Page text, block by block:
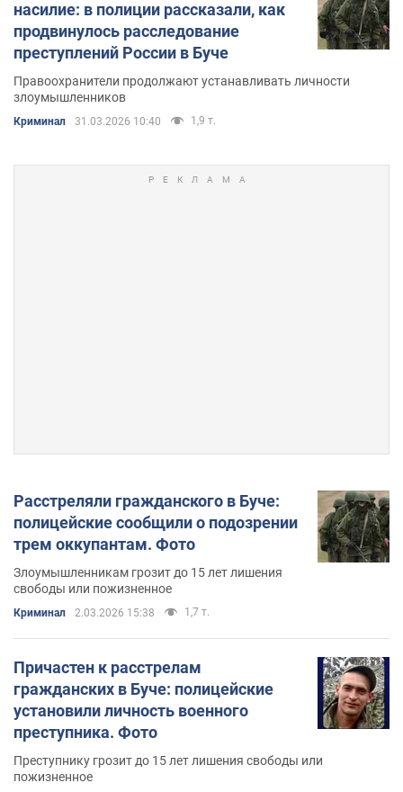
насилие: в полиции рассказали, как
продвинулось расследование
преступлений России в Буче
Правоохранители продолжают устанавливать личности
злоумышленников
Криминал 31.03.2026 10:40 1,9 т.
Расстреляли гражданского в Буче:
полицейские сообщили о подозрении
трем оккупантам. Фото
Злоумышленникам грозит до 15 лет лишения
свободы или пожизненное
Криминал 2.03.2026 15:38 1,7 т.
Причастен к расстрелам
гражданских в Буче: полицейские
установили личность военного
преступника. Фото
Преступнику грозит до 15 лет лишения свободы или
пожизненное